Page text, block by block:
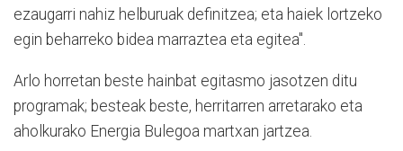
ezaugarri nahiz helburuak definitzea; eta haiek lortzeko
egin beharreko bidea marraztea eta egitea".
Arlo horretan beste hainbat egitasmo jasotzen ditu
programak; besteak beste, herritarren arretarako eta
aholkurako Energia Bulegoa martxan jartzea.